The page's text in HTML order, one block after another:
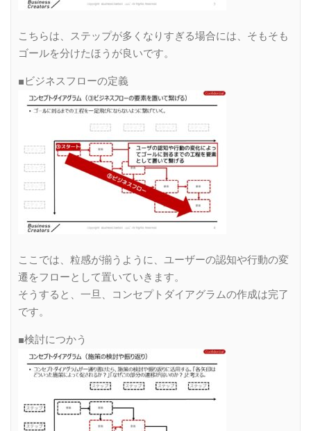
こちらは、ステップが多くなりすぎる場合には、そもそも
ゴールを分けたほうが良いです。
■ビジネスフローの定義
ここでは、粒感が揃うように、ユーザーの認知や行動の変
遷をフローとして置いていきます。
そうすると、一旦、コンセプトダイアグラムの作成は完了
です。
■検討につかう